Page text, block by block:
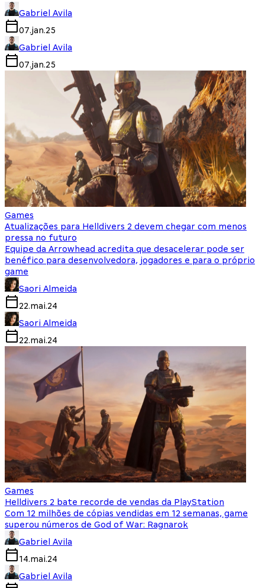
Gabriel Avila
07.jan.25
Gabriel Avila
07.jan.25
Games
Atualizações para Helldivers 2 devem chegar com menos
pressa no futuro
Equipe da Arrowhead acredita que desacelerar pode ser
benéfico para desenvolvedora, jogadores e para o próprio
game
Saori Almeida
22.mai.24
Saori Almeida
22.mai.24
Games
Helldivers 2 bate recorde de vendas da PlayStation
Com 12 milhões de cópias vendidas em 12 semanas, game
superou números de God of War: Ragnarok
Gabriel Avila
14.mai.24
Gabriel Avila